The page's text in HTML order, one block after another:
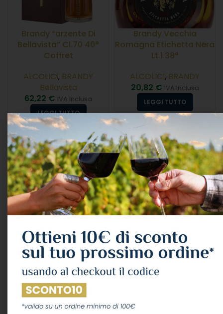
Brandy “arzente Di
Bellavista” Cl.70 40°
Coffret
ALCOLICI, BRANDY
Bellavista
62,22 € IVA Inclusa
LEGGI TUTTO
Brandy Vecchia
Romagna Etichetta Nera
Lt.1 38°
ALCOLICI, BRANDY
20,82 € IVA Inclusa
LEGGI TUTTO
Brandy Stravecchio
Branca Lt.1 38°
ALCOLICI
BRANDY
Branca Distillerie
18,29€ IVA Inclusa
AGGIUNGI AL CARRELLO
Brandy Cardenal
Mendoza Cl.70 40°
Astucciato
ALCOLICI
AGGIUNGI AL CARRELLO